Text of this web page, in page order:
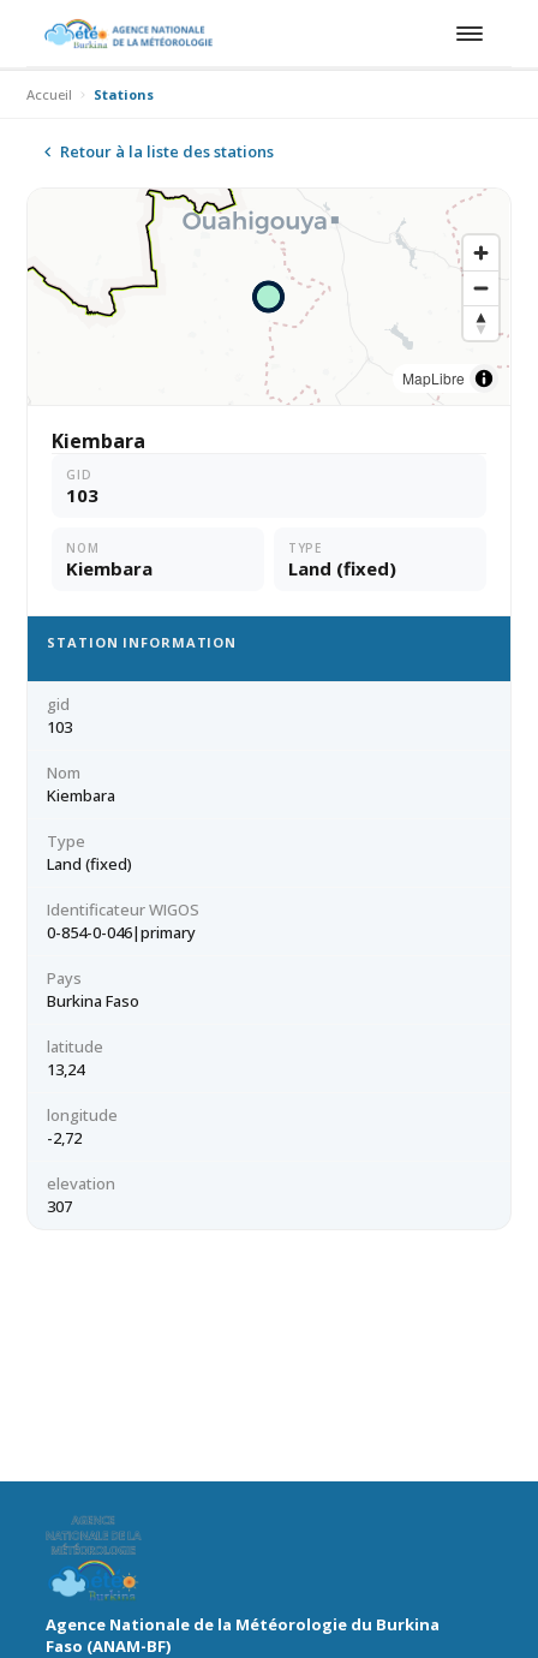
Accueil Stations
Retour à la liste des stations
MapLibre
Kiembara
GID
103
NOM
Kiembara
TYPE
Land (fixed)
STATION INFORMATION
gid
103
Nom
Kiembara
Type
Land (fixed)
Identificateur WIGOS
0-854-0-046|primary
Pays
Burkina Faso
latitude
13,24
longitude
-2,72
elevation
307
Agence Nationale de la Météorologie du Burkina
Faso (ANAM-BF)